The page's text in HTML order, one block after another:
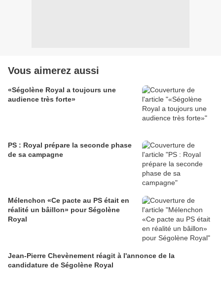
Vous aimerez aussi
«Ségolène Royal a toujours une
audience très forte»
PS : Royal prépare la seconde phase
de sa campagne
Mélenchon «Ce pacte au PS était en
réalité un bâillon» pour Ségolène
Royal
Jean-Pierre Chevènement réagit à l'annonce de la
candidature de Ségolène Royal